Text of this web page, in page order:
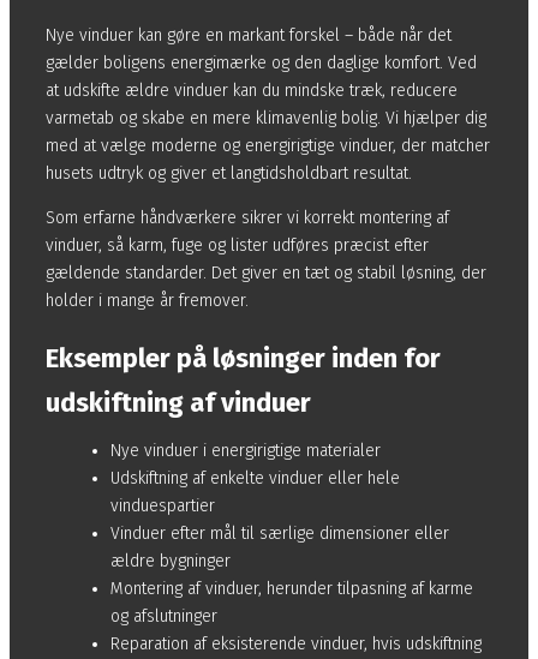
Nye vinduer kan gøre en markant forskel – både når det
gælder boligens energimærke og den daglige komfort. Ved
at udskifte ældre vinduer kan du mindske træk, reducere
varmetab og skabe en mere klimavenlig bolig. Vi hjælper dig
med at vælge moderne og energirigtige vinduer, der matcher
husets udtryk og giver et langtidsholdbart resultat.
Som erfarne håndværkere sikrer vi korrekt montering af
vinduer, så karm, fuge og lister udføres præcist efter
gældende standarder. Det giver en tæt og stabil løsning, der
holder i mange år fremover.
Eksempler på løsninger inden for
udskiftning af vinduer
Nye vinduer i energirigtige materialer
Udskiftning af enkelte vinduer eller hele
vinduespartier
Vinduer efter mål til særlige dimensioner eller
ældre bygninger
Montering af vinduer, herunder tilpasning af karme
og afslutninger
Reparation af eksisterende vinduer, hvis udskiftning